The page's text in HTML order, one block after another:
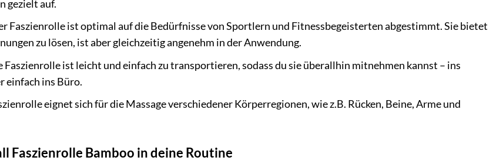
gezielt auf.
Faszienrolle ist optimal auf die Bedürfnisse von Sportlern und Fitnessbegeisterten abgestimmt. Sie bietet
zu lösen, ist aber gleichzeitig angenehm in der Anwendung.
Faszienrolle ist leicht und einfach zu transportieren, sodass du sie überallhin mitnehmen kannst – ins
einfach ins Büro.
eignet sich für die Massage verschiedener Körperregionen, wie z.B. Rücken, Beine, Arme und
Faszienrolle Bamboo in deine Routine